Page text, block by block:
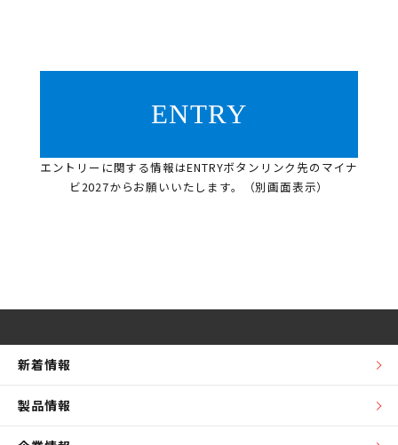
ENTRY
エントリーに関する情報はENTRYボタンリンク先のマイナ
ビ2027からお願いいたします。（別画面表示）
新着情報
製品情報